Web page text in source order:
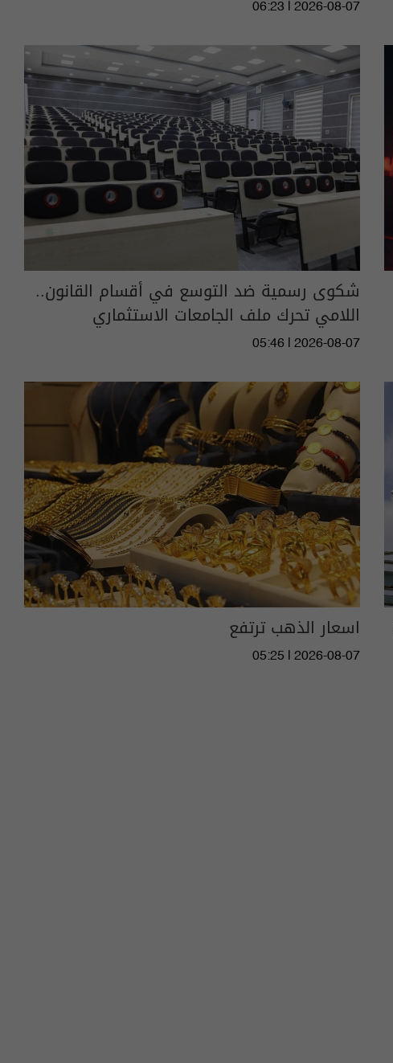
06:23 | 2026-08-07
شكوى رسمية ضد التوسع في أقسام القانون..
اللامي تحرك ملف الجامعات الاستثماري
05:46 | 2026-08-07
اسعار الذهب ترتفع
05:25 | 2026-08-07